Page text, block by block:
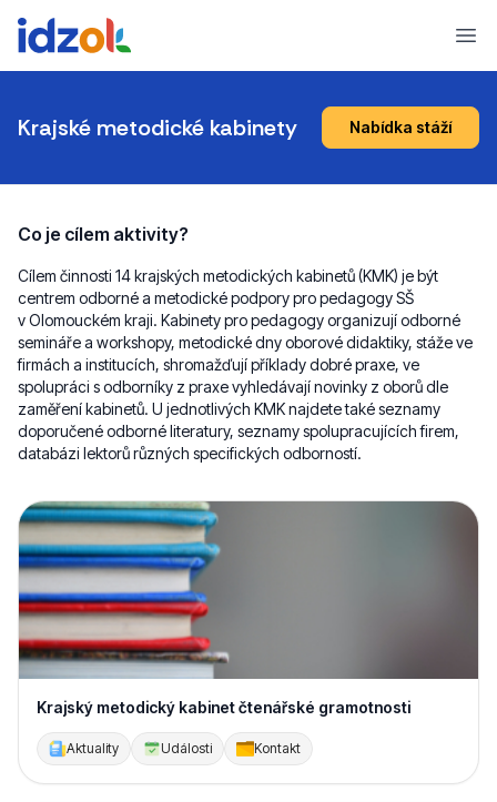
Krajské metodické kabinety Nabídka stáží
Co je cílem aktivity?
Cílem činnosti 14 krajských metodických kabinetů (KMK) je být
centrem odborné a metodické podpory pro pedagogy SŠ
v Olomouckém kraji. Kabinety pro pedagogy organizují odborné
semináře a workshopy, metodické dny oborové didaktiky, stáže ve
firmách a institucích, shromažďují příklady dobré praxe, ve
spolupráci s odborníky z praxe vyhledávají novinky z oborů dle
zaměření kabinetů. U jednotlivých KMK najdete také seznamy
doporučené odborné literatury, seznamy spolupracujících firem,
databázi lektorů různých specifických odborností.
Krajský metodický kabinet čtenářské gramotnosti
Aktuality Události Kontakt